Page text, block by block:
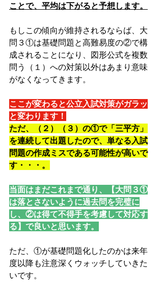
ことで、平均は下がると予想します。
もしこの傾向が維持されるならば、大
問３①は基礎問題と高難易度の②で構
成されることになり、図形公式を複数
問う（１）への対策以外はあまり意味
がなくなってきます。
ここが変わると公立入試対策がガラッ
と変わります！
ただ、（２）（３）の①で「三平方」
を連続して出題したので、単なる入試
問題の作成ミスである可能性が高いで
す・・・。
当面はまだこれまで通り、【大問３①
は落とさないように過去問を完璧に
し、②は得て不得手を考慮して対応す
る】で良いと思います。
ただ、①が基礎問題化したのかは来年
度以降も注意深くウォッチしていきた
いです。